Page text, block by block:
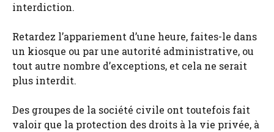
interdiction.
Retardez l’appariement d’une heure, faites-le dans
un kiosque ou par une autorité administrative, ou
tout autre nombre d’exceptions, et cela ne serait
plus interdit.
Des groupes de la société civile ont toutefois fait
valoir que la protection des droits à la vie privée, à